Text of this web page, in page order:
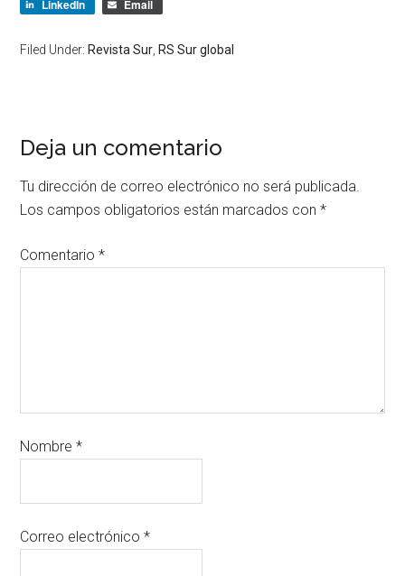
LinkedIn
Email
Filed Under: Revista Sur RS Sur global
Deja un comentario
Tu dirección de correo electrónico no será publicada.
Los campos obligatorios están marcados con*
Comentario*
Nombre*
Correo electrónico*